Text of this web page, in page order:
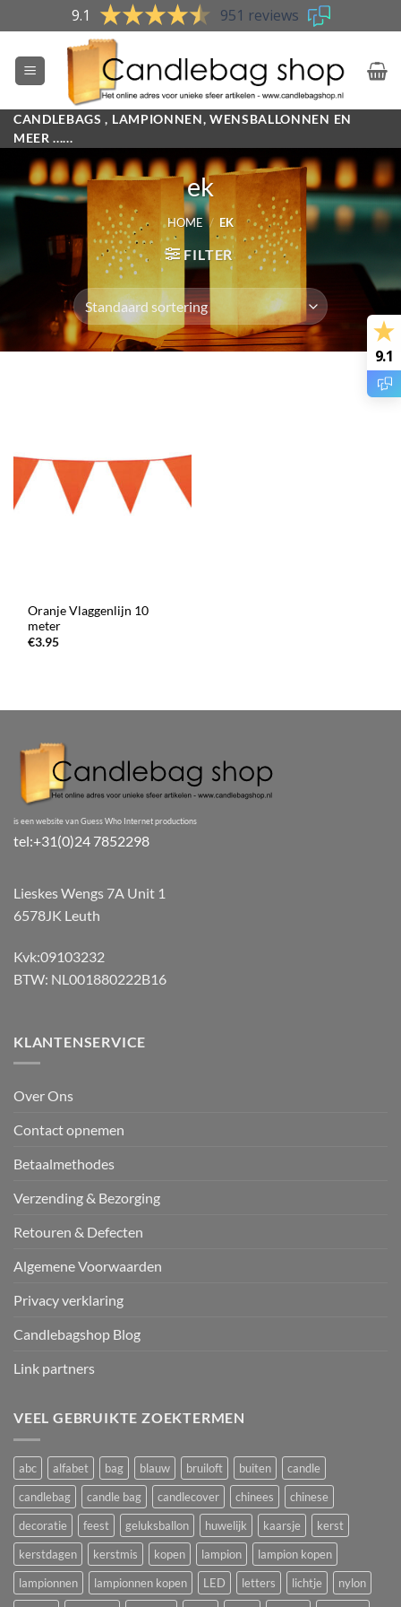
to
content
9.1 951 reviews
CANDLEBAGS , LAMPIONNEN, WENSBALLONNEN EN
MEER ......
ek
HOME / EK
FILTER
Oranje Vlaggenlijn 10
meter
€3.95
is een website van Guess Who Internet productions
tel:+31(0)24 7852298
Lieskes Wengs 7A Unit 1
6578JK Leuth
Kvk:09103232
BTW: NL001880222B16
KLANTENSERVICE
Over Ons
Contact opnemen
Betaalmethodes
Verzending & Bezorging
Retouren & Defecten
Algemene Voorwaarden
Privacy verklaring
Candlebagshop Blog
Link partners
VEEL GEBRUIKTE ZOEKTERMEN
abc alfabet bag blauw bruiloft buiten
candle
candlebag
candle bag candlecover chinees
chinese
decoratie
feest geluksballon huwelijk kaarsje
kerst
kerstdagen
kerstmis kopen lampion
lampion kopen
lampionnen
lampionnen kopen LED letters lichtje
nylon
9.1